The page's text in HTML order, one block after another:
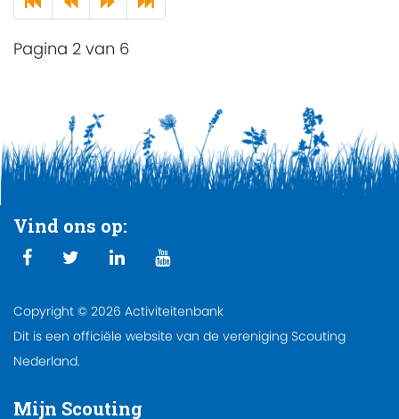
Pagina 2 van 6
Vind ons op:
Copyright © 2026 Activiteitenbank
Dit is een officiële website van de vereniging Scouting
Nederland.
Mijn Scouting